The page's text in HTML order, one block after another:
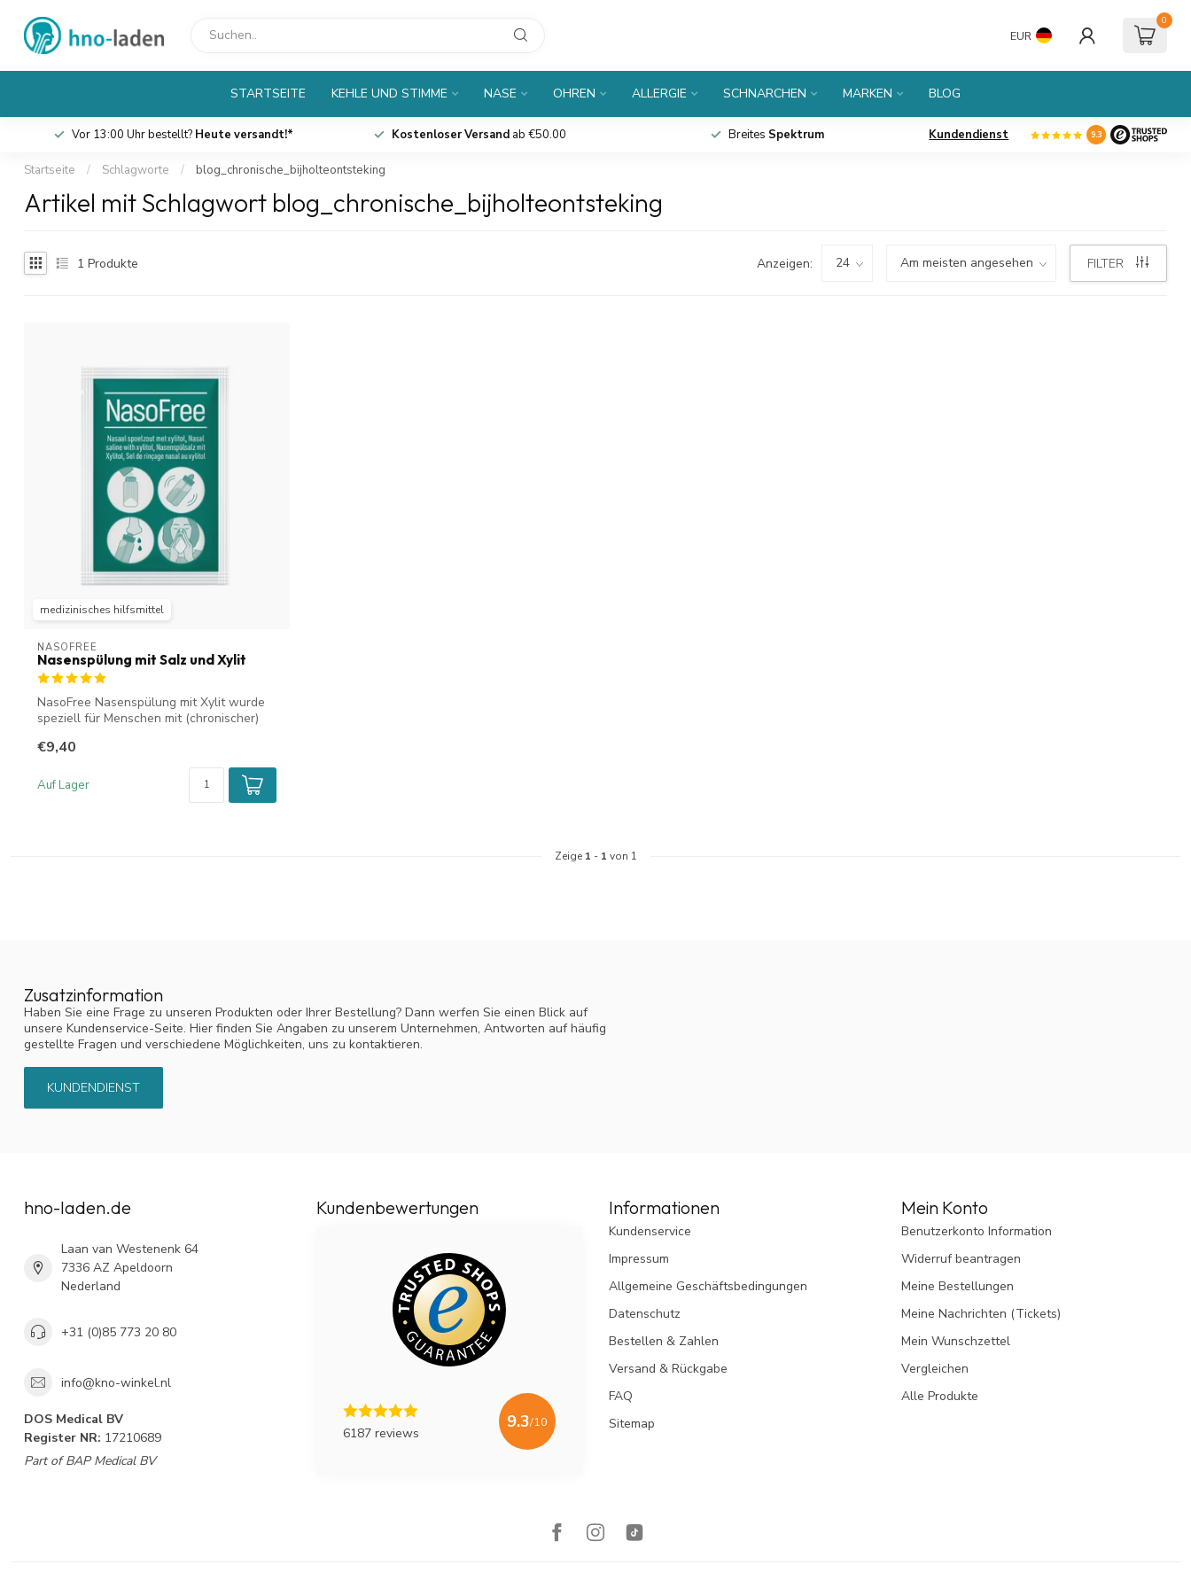
EUR
0
STARTSEITE KEHLE UND STIMME NASE OHREN ALLERGIE SCHNARCHEN MARKEN BLOG
Vor 13:00 Uhr bestellt? Heute versandt!* Kostenloser Versand ab €50.00 Breites Spektrum Kundendienst 9.3
Startseite / Schlagworte / blog_chronische_bijholteontsteking
Artikel mit Schlagwort blog_chronische_bijholteontsteking
1 Produkte Anzeigen: FILTER
medizinisches hilfsmittel
NASOFREE
Nasenspülung mit Salz und Xylit
NasoFree Nasenspülung mit Xylit wurde
speziell für Menschen mit (chronischer)
€9,40
Auf Lager
Zeige 1 - 1 von 1
Zusatzinformation
Haben Sie eine Frage zu unseren Produkten oder Ihrer Bestellung? Dann werfen Sie einen Blick auf
unsere Kundenservice-Seite. Hier finden Sie Angaben zu unserem Unternehmen, Antworten auf häufig
gestellte Fragen und verschiedene Möglichkeiten, uns zu kontaktieren.
KUNDENDIENST
hno-laden.de
Laan van Westenenk 64
7336 AZ Apeldoorn
Nederland
+31 (0)85 773 20 80
info@kno-winkel.nl
DOS Medical BV
Register NR: 17210689
Part of BAP Medical BV
Kundenbewertungen
6187 reviews
9.3/10
Informationen
Kundenservice
Impressum
Allgemeine Geschäftsbedingungen
Datenschutz
Bestellen & Zahlen
Versand & Rückgabe
FAQ
Sitemap
Mein Konto
Benutzerkonto Information
Widerruf beantragen
Meine Bestellungen
Meine Nachrichten (Tickets)
Mein Wunschzettel
Vergleichen
Alle Produkte